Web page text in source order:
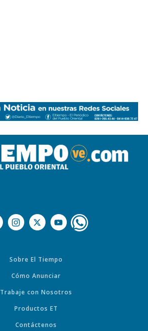
Sobre El Tiempo
Cómo Anunciar
Trabaje con Nosotros
Productos ET
Contáctenos